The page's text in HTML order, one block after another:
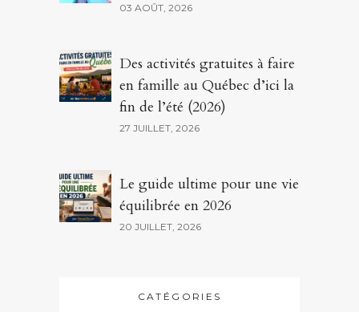
03 AOÛT, 2026
Des activités gratuites à faire
en famille au Québec d’ici la
fin de l’été (2026)
27 JUILLET, 2026
Le guide ultime pour une vie
équilibrée en 2026
20 JUILLET, 2026
CATÉGORIES